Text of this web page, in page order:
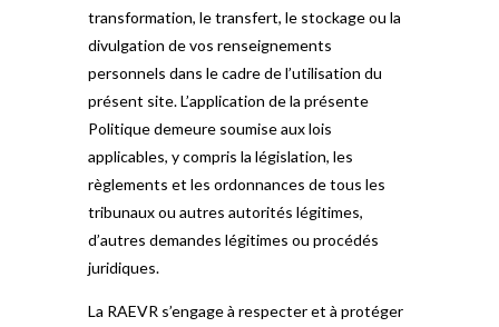
transformation, le transfert, le stockage ou la
divulgation de vos renseignements
personnels dans le cadre de l’utilisation du
présent site. L’application de la présente
Politique demeure soumise aux lois
applicables, y compris la législation, les
règlements et les ordonnances de tous les
tribunaux ou autres autorités légitimes,
d’autres demandes légitimes ou procédés
juridiques.
La RAEVR s’engage à respecter et à protéger